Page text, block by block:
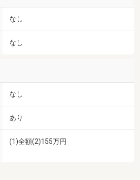
なし
なし
なし
あり
(1)全額(2)155万円